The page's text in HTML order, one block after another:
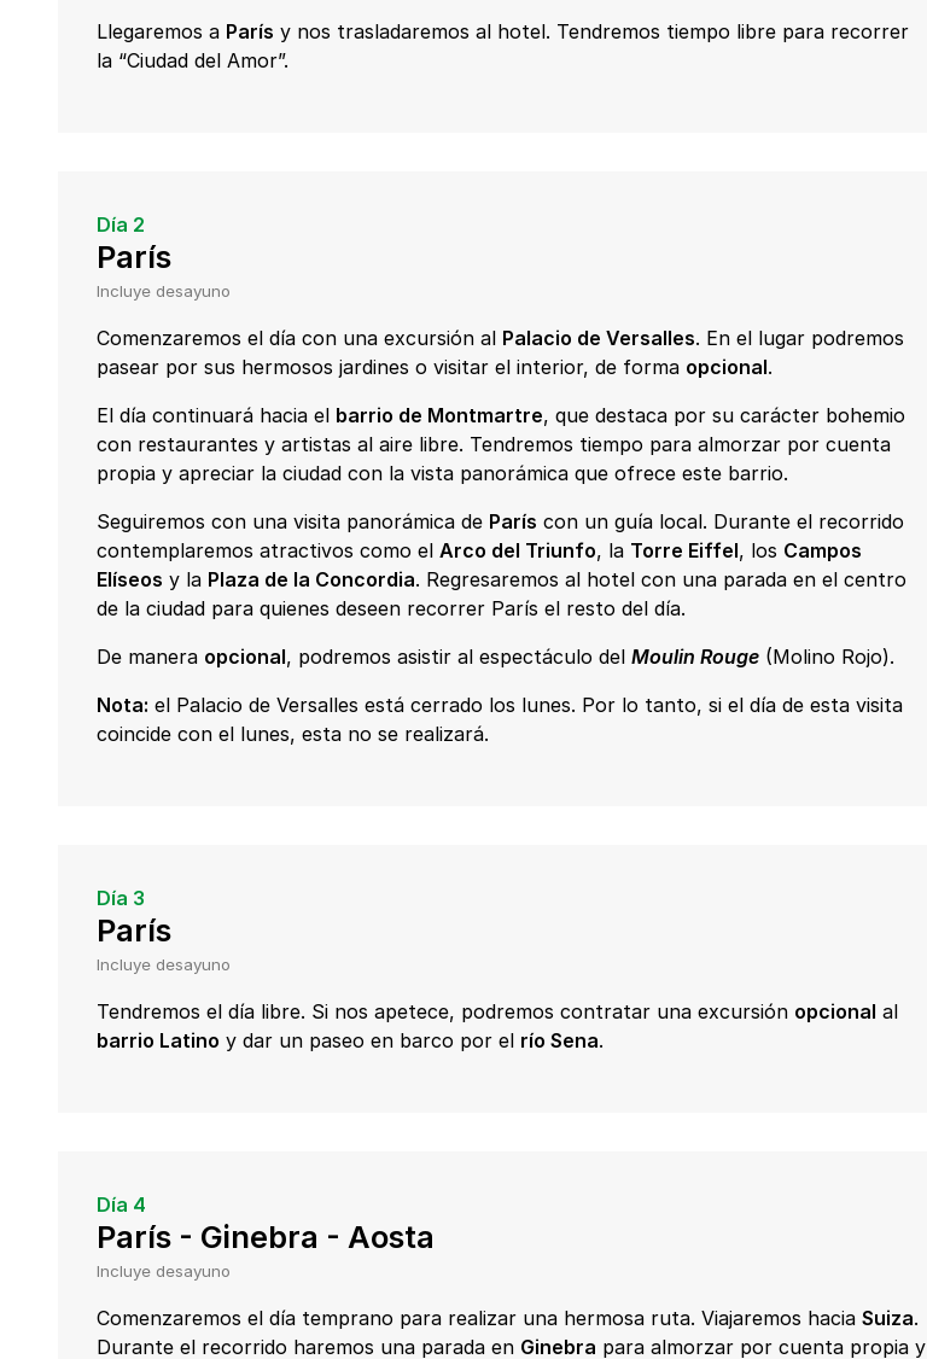
Llegaremos a París y nos trasladaremos al hotel. Tendremos tiempo libre para recorrer
la “Ciudad del Amor”.
Día 2
París
Incluye desayuno
Comenzaremos el día con una excursión al Palacio de Versalles. En el lugar podremos
pasear por sus hermosos jardines o visitar el interior, de forma opcional.
El día continuará hacia el barrio de Montmartre, que destaca por su carácter bohemio
con restaurantes y artistas al aire libre. Tendremos tiempo para almorzar por cuenta
propia y apreciar la ciudad con la vista panorámica que ofrece este barrio.
Seguiremos con una visita panorámica de París con un guía local. Durante el recorrido
contemplaremos atractivos como el Arco del Triunfo, la Torre Eiffel, los Campos
Elíseos y la Plaza de la Concordia. Regresaremos al hotel con una parada en el centro
de la ciudad para quienes deseen recorrer París el resto del día.
De manera opcional, podremos asistir al espectáculo del Moulin Rouge (Molino Rojo).
Nota: el Palacio de Versalles está cerrado los lunes. Por lo tanto, si el día de esta visita
coincide con el lunes, esta no se realizará.
Día 3
París
Incluye desayuno
Tendremos el día libre. Si nos apetece, podremos contratar una excursión opcional al
barrio Latino y dar un paseo en barco por el río Sena.
Día 4
París - Ginebra - Aosta
Incluye desayuno
Comenzaremos el día temprano para realizar una hermosa ruta. Viajaremos hacia Suiza.
Durante el recorrido haremos una parada en Ginebra para almorzar por cuenta propia y